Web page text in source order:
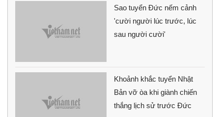
Sao tuyển Đức nếm cảnh
'cười người lúc trước, lúc
sau người cười'
Khoảnh khắc tuyển Nhật
Bản vỡ òa khi giành chiến
thắng lịch sử trước Đức